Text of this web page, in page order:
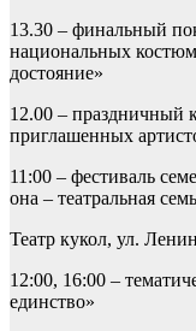
13.30 – финальный
национальных
достояние»
12.00 – праздничный
приглашенных
11:00 – фестиваль
она – театральная
Театр кукол, ул.
12:00, 16:00 –
единство»